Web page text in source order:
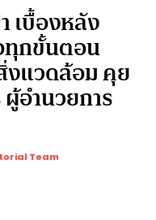
เบื้องหลัง
ทุกขั้นตอน
แวดล้อม คุย
อำนวยการ
Team